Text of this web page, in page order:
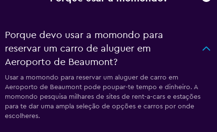
Porque devo usar a momondo para
reservar um carro de aluguer em
Aeroporto de Beaumont?
Usar a momondo para reservar um aluguer de carro em
Aeroporto de Beaumont pode poupar-te tempo e dinheiro. A
momondo pesquisa milhares de sites de rent-a-cars e estações
para te dar uma ampla seleção de opções e carros por onde
escolheres.